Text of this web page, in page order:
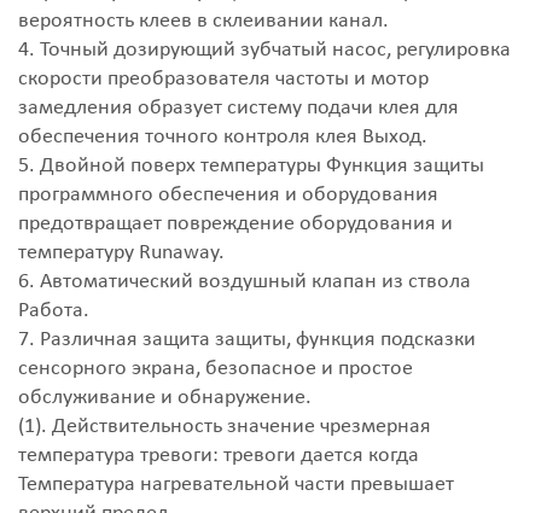
вероятность клеев в склеивании канал.
4. Точный дозирующий зубчатый насос, регулировка
скорости преобразователя частоты и мотор
замедления образует систему подачи клея для
обеспечения точного контроля клея Выход.
5. Двойной поверх температуры Функция защиты
программного обеспечения и оборудования
предотвращает повреждение оборудования и
температуру Runaway.
6. Автоматический воздушный клапан из ствола
Работа.
7. Различная защита защиты, функция подсказки
сенсорного экрана, безопасное и простое
обслуживание и обнаружение.
(1). Действительность значение чрезмерная
температура тревоги: тревоги дается когда
Температура нагревательной части превышает